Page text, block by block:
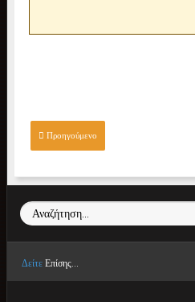
Προηγούμενο
Αναζήτηση...
Δείτε Επίσης...